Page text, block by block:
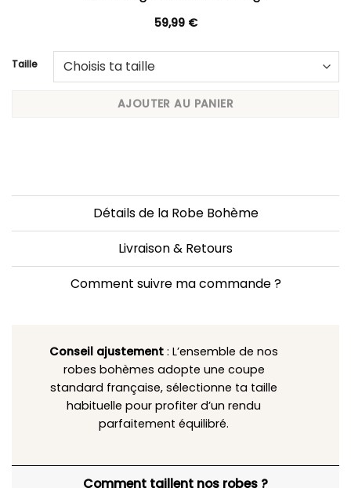
59,99 €
Taille
AJOUTER AU PANIER
Détails de la Robe Bohème
Livraison & Retours
Comment suivre ma commande ?
Conseil ajustement : L’ensemble de nos
robes bohèmes adopte une coupe
standard française, sélectionne ta taille
habituelle pour profiter d’un rendu
parfaitement équilibré.
Comment taillent nos robes ?